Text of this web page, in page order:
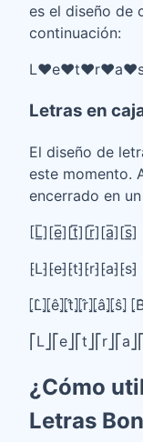
es el diseño de
continuación:
Letras en
El diseño de
este momento.
encerrado en
[L̲̅][e̲̅][t̲̅][r̲̅][a̲̅][s̲̅]
⦏L̂⦎⦏ê⦎⦏t̂⦎⦏r̂⦎⦏â⦎⦏ŝ⦎
¿Cómo
Letras